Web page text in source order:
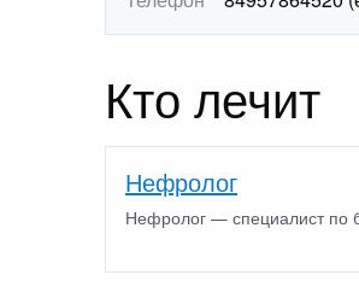
Кто лечит
Нефролог
Нефролог — специалист по